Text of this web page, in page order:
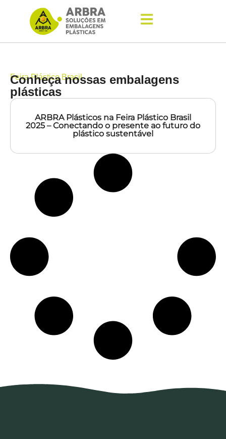
Feira Plástico Brasil
Conheça nossas embalagens
plásticas
ARBRA Plásticos na Feira Plástico Brasil
2025 – Conectando o presente ao futuro do
plástico sustentável